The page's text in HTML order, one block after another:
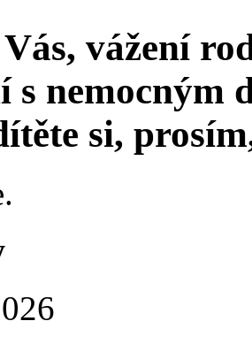
vážení
s nemocným
si,